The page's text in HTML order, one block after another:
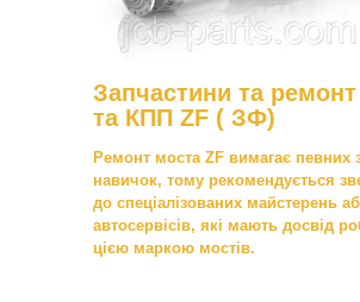
Запчастини та
та КПП ZF ( ЗФ)
Ремонт моста ZF вимагає певних
навичок, тому рекомендується
до спеціалізованих майстерень
автосервісів, які мають досвід
цією маркою мостів.